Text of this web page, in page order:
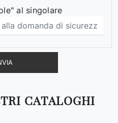
CATALOGHI
al singolare